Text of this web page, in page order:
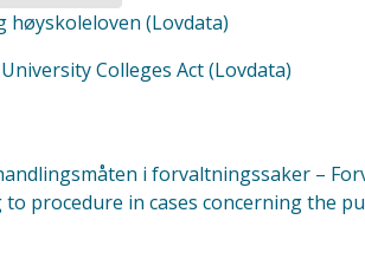
høyskoleloven (Lovdata)
Colleges Act (Lovdata)
i forvaltningssaker –
procedure in cases concerning the